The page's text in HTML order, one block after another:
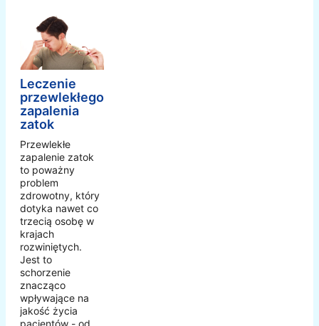
Leczenie
przewlekłego
zapalenia
zatok
Przewlekłe
zapalenie zatok
to poważny
problem
zdrowotny, który
dotyka nawet co
trzecią osobę w
krajach
rozwiniętych.
Jest to
schorzenie
znacząco
wpływające na
jakość życia